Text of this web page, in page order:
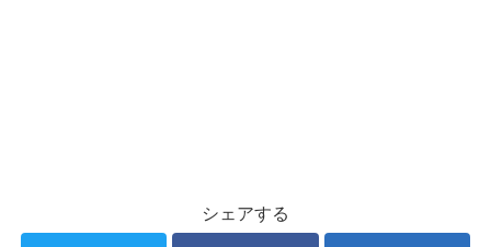
シェアする